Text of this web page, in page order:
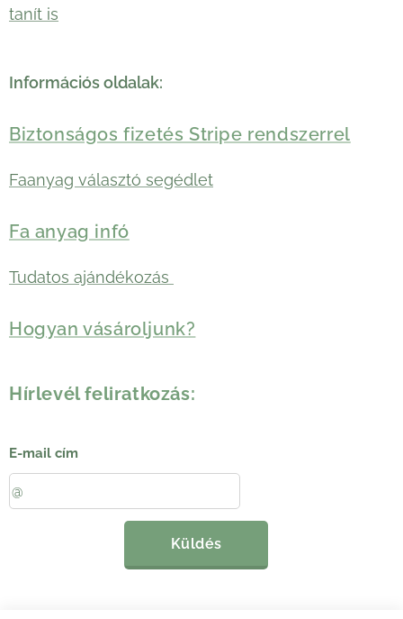
tanít is
Információs oldalak:
Biztonságos fizetés Stripe rendszerrel
Faanyag választó segédlet
Fa anyag infó
Tudatos ajándékozás
Hogyan vásároljunk?
Hírlevél feliratkozás:
E-mail cím
Küldés